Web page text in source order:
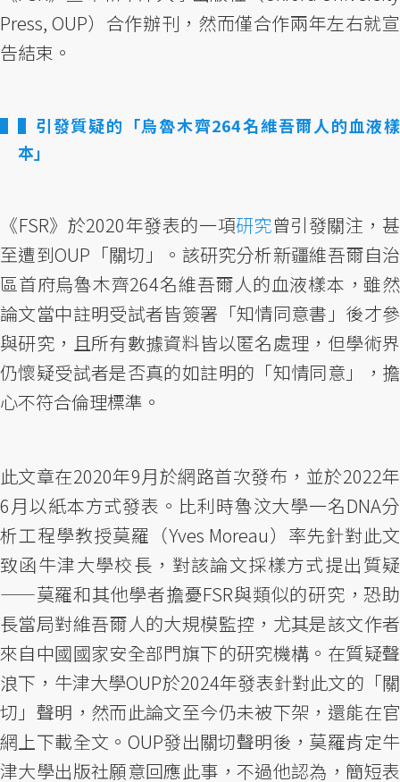
Press, OUP）合作辦刊，然而僅合作兩年左右就宣
告結束。
▌引發質疑的「烏魯木齊264名維吾爾人的血液樣
本」
《FSR》於2020年發表的一項研究曾引發關注，甚
至遭到OUP「關切」。該研究分析新疆維吾爾自治
區首府烏魯木齊264名維吾爾人的血液樣本，雖然
論文當中註明受試者皆簽署「知情同意書」後才參
與研究，且所有數據資料皆以匿名處理，但學術界
仍懷疑受試者是否真的如註明的「知情同意」，擔
心不符合倫理標準。
此文章在2020年9月於網路首次發布，並於2022年
6月以紙本方式發表。比利時魯汶大學一名DNA分
析工程學教授莫羅（Yves Moreau）率先針對此文
致函牛津大學校長，對該論文採樣方式提出質疑
——莫羅和其他學者擔憂FSR與類似的研究，恐助
長當局對維吾爾人的大規模監控，尤其是該文作者
來自中國國家安全部門旗下的研究機構。在質疑聲
浪下，牛津大學OUP於2024年發表針對此文的「關
切」聲明，然而此論文至今仍未被下架，還能在官
網上下載全文。OUP發出關切聲明後，莫羅肯定牛
津大學出版社願意回應此事，不過他認為，簡短表